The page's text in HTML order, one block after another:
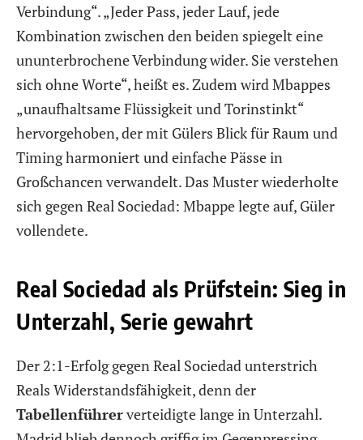
Verbindung“. „Jeder Pass, jeder Lauf, jede
Kombination zwischen den beiden spiegelt eine
ununterbrochene Verbindung wider. Sie verstehen
sich ohne Worte“, heißt es. Zudem wird Mbappes
„unaufhaltsame Flüssigkeit und Torinstinkt“
hervorgehoben, der mit Gülers Blick für Raum und
Timing harmoniert und einfache Pässe in
Großchancen verwandelt. Das Muster wiederholte
sich gegen Real Sociedad: Mbappe legte auf, Güler
vollendete.
Real Sociedad als Prüfstein: Sieg in
Unterzahl, Serie gewahrt
Der 2:1-Erfolg gegen Real Sociedad unterstrich
Reals Widerstandsfähigkeit, denn der
Tabellenführerverteidigte lange in Unterzahl.